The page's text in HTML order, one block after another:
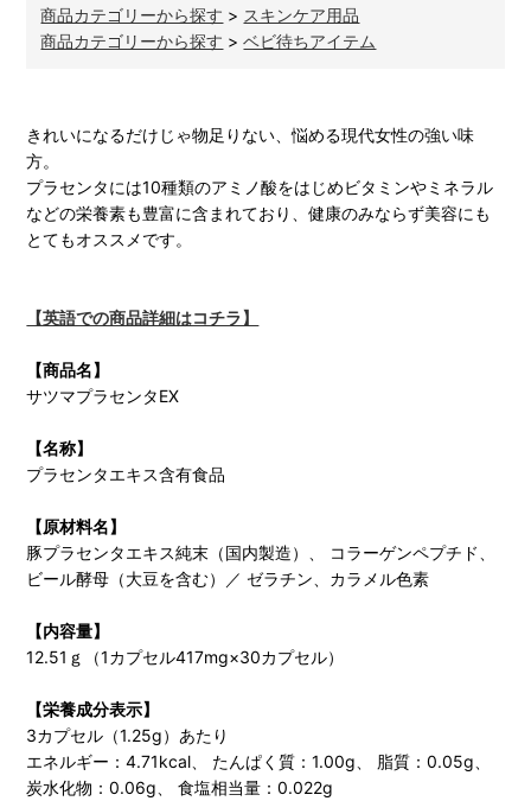
商品カテゴリーから探す > スキンケア用品
商品カテゴリーから探す >ベビ待ちアイテム
きれいになるだけじゃ物足りない、悩める現代女性の強い味
方。
プラセンタには10種類のアミノ酸をはじめビタミンやミネラル
などの栄養素も豊富に含まれており、健康のみならず美容にも
とてもオススメです。
【英語での商品詳細はコチラ】
【商品名】
サツマプラセンタEX
【名称】
プラセンタエキス含有食品
【原材料名】
豚プラセンタエキス純末（国内製造）、 コラーゲンペプチド、
ビール酵母（大豆を含む）／ ゼラチン、カラメル色素
【内容量】
12.51ｇ（1カプセル417mg×30カプセル）
【栄養成分表示】
3カプセル（1.25g）あたり
エネルギー：4.71kcal、 たんぱく質：1.00g、 脂質：0.05g、
炭水化物：0.06g、 食塩相当量：0.022g